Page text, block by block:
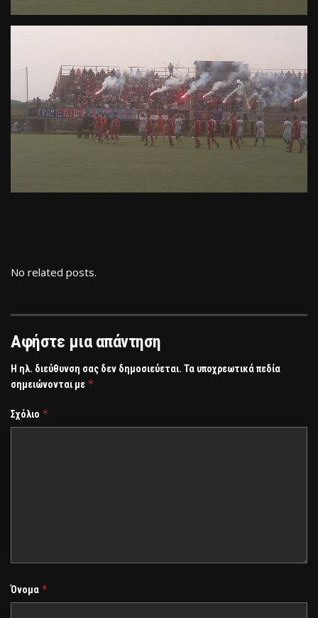
No related posts.
Αφήστε μια απάντηση
Η ηλ. διεύθυνση σας δεν δημοσιεύεται. Τα υποχρεωτικά πεδία
σημειώνονται με *
Σχόλιο *
Όνομα *